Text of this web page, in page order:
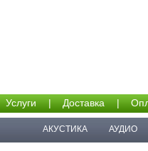
Услуги | Доставка |
АКУСТИКА АУДИО